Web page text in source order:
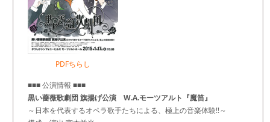
PDFちらし
■■■ 公演情報 ■■■
黒い薔薇歌劇団 旗揚げ公演 W.A.モーツアルト『魔笛』
～日本を代表するオペラ歌手たちによる、極上の音楽体験!!～